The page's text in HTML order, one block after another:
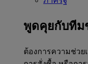
พูดคุยกับทีม
ต้องการความช่วย